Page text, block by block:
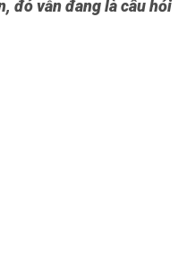
đó vẫn đang là câu hỏi